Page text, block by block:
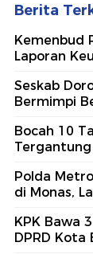
Berita
Kemenbud
Laporan
Seskab
Bermimpi
Bocah 10
Polda
di Monas,
KPK Bawa
DPRD Kota